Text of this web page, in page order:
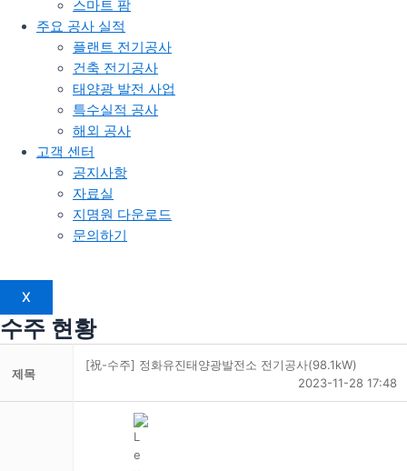
스마트 팜
주요 공사 실적
플랜트 전기공사
건축 전기공사
태양광 발전 사업
특수실적 공사
해외 공사
고객 센터
공지사항
자료실
지명원 다운로드
문의하기
X
수주 현황
제목
[祝-수주] 정화유진태양광발전소 전기공사(98.1kW)
2023-11-28 17:48